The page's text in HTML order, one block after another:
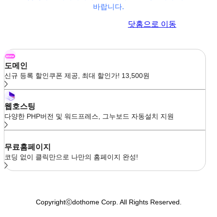
바랍니다.
닷홈으로 이동
도메인
신규 등록 할인쿠폰 제공, 최대 할인가! 13,500원
웹호스팅
다양한 PHP버전 및 워드프레스, 그누보드 자동설치 지원
무료홈페이지
코딩 없이 클릭만으로 나만의 홈페이지 완성!
Copyrightⓒdothome Corp. All Rights Reserved.